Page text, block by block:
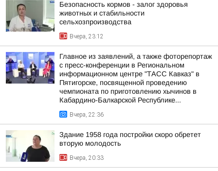
Безопасность кормов - залог здоровья
животных и стабильности
сельхозпроизводства
Вчера, 23:12
Главное из заявлений, а также фоторепортаж
с пресс-конференции в Региональном
информационном центре "ТАСС Кавказ" в
Пятигорске, посвященной проведению
чемпионата по приготовлению хычинов в
Кабардино-Балкарской Республике...
Вчера, 22:36
Здание 1958 года постройки скоро обретет
вторую молодость
Вчера, 20:33